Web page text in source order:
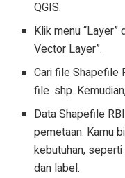
QGIS.
Klik menu “Layer”
Vector Layer”.
Cari file Shapefile
file .shp.
Data Shapefile
pemetaan. Kamu
kebutuhan,
dan label.